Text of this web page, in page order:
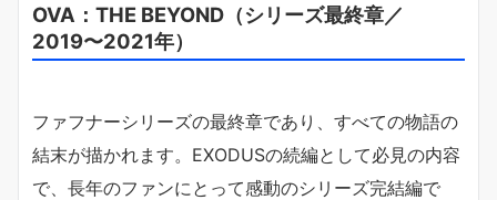
OVA：THE BEYOND（シリーズ最終章／
2019〜2021年）
ファフナーシリーズの最終章であり、すべての物語の
結末が描かれます。EXODUSの続編として必見の内容
で、長年のファンにとって感動のシリーズ完結編で